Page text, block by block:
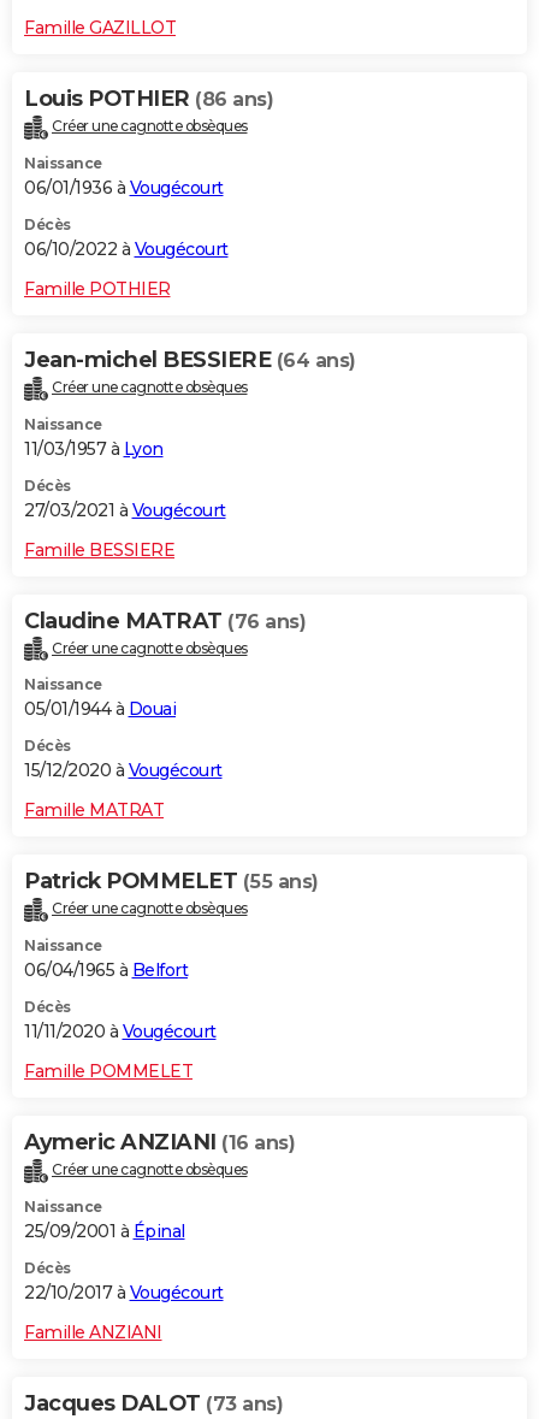
Famille GAZILLOT
Louis POTHIER (86 ans)
Créer une cagnotte obsèques
Naissance
06/01/1936 à Vougécourt
Décès
06/10/2022 à Vougécourt
Famille POTHIER
Jean-michel BESSIERE (64 ans)
Créer une cagnotte obsèques
Naissance
11/03/1957 à Lyon
Décès
27/03/2021 à Vougécourt
Famille BESSIERE
Claudine MATRAT (76 ans)
Créer une cagnotte obsèques
Naissance
05/01/1944 à Douai
Décès
15/12/2020 à Vougécourt
Famille MATRAT
Patrick POMMELET (55 ans)
Créer une cagnotte obsèques
Naissance
06/04/1965 à Belfort
Décès
11/11/2020 à Vougécourt
Famille POMMELET
Aymeric ANZIANI (16 ans)
Créer une cagnotte obsèques
Naissance
25/09/2001 à Épinal
Décès
22/10/2017 à Vougécourt
Famille ANZIANI
Jacques DALOT (73 ans)